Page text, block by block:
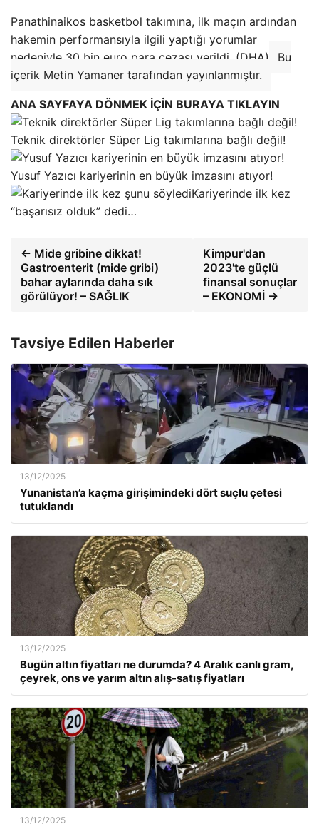
Panathinaikos basketbol takımına, ilk maçın ardından
hakemin performansıyla ilgili yaptığı yorumlar
nedeniyle 30 bin euro para cezası verildi. (DHA)
Bu
içerik Metin Yamaner tarafından yayınlanmıştır.
ANA SAYFAYA DÖNMEK İÇİN BURAYA TIKLAYIN
Teknik direktörler Süper Lig takımlarına bağlı değil!
Yusuf Yazıcı kariyerinin en büyük imzasını atıyor!
Kariyerinde ilk kez
“başarısız olduk” dedi…
← Mide gribine dikkat!
Gastroenterit (mide gribi)
bahar aylarında daha sık
görülüyor! – SAĞLIK
Kimpur'dan
2023'te güçlü
finansal sonuçlar
– EKONOMİ →
Tavsiye Edilen Haberler
13/12/2025
Yunanistan’a kaçma girişimindeki dört suçlu çetesi
tutuklandı
13/12/2025
Bugün altın fiyatları ne durumda? 4 Aralık canlı gram,
çeyrek, ons ve yarım altın alış-satış fiyatları
13/12/2025